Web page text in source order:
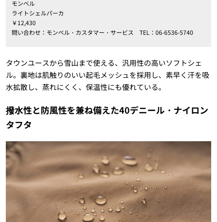
モンベル
ライトシェルパーカ
￥12,430
問い合わせ：モンベル・カスタマー・サービス TEL：06-6536-5740
タウンユースから雪山まで使える、汎用性の高いソフトシェ
ル。裏地は肌触りのいい起毛メッシュを採用し、素早く汗を吸
水拡散し、蒸れにくく、保温性にも優れている。
撥水性と防風性を兼ね備えた40デニール・ナイロン
タフタ